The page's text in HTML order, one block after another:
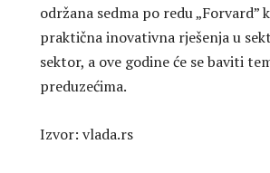
održana sedma po redu
praktična inovativna rješenja u
sektor, a ove godine će se baviti
preduzećima.
Izvor: vlada.rs